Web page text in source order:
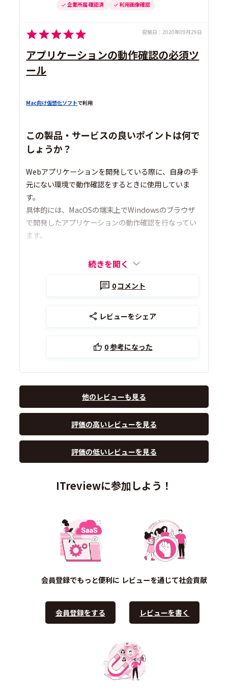
企業所属 確認済 利用画像確認
投稿日： 2020年09月29日
アプリケーションの動作確認の必須ツ
ール
Mac向け仮想化ソフトで利用
この製品・サービスの良いポイントは何で
しょうか？
Webアプリケーションを開発している際に、自身の手
元にない環境で動作確認をするときに使用していま
す。
具体的には、MacOSの端末上でWindowsのブラウザ
で開発したアプリケーションの動作確認を行なってい
ます。
続きを開く
0コメント
レビューをシェア
0参考になった
他のレビューも見る
評価の高いレビューを見る
評価の低いレビューを見る
ITreviewに参加しよう！
会員登録でもっと便利に
会員登録をする
レビューを通じて社会貢献
レビューを書く